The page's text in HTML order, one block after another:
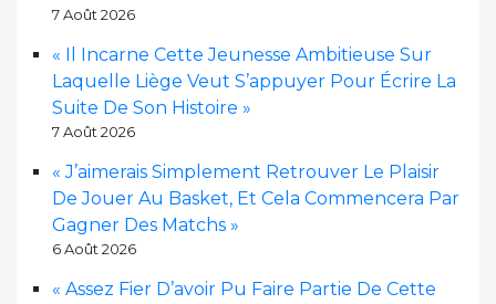
7 Août 2026
« Il Incarne Cette Jeunesse Ambitieuse Sur
Laquelle Liège Veut S’appuyer Pour Écrire La
Suite De Son Histoire »
7 Août 2026
« J’aimerais Simplement Retrouver Le Plaisir
De Jouer Au Basket, Et Cela Commencera Par
Gagner Des Matchs »
6 Août 2026
« Assez Fier D’avoir Pu Faire Partie De Cette